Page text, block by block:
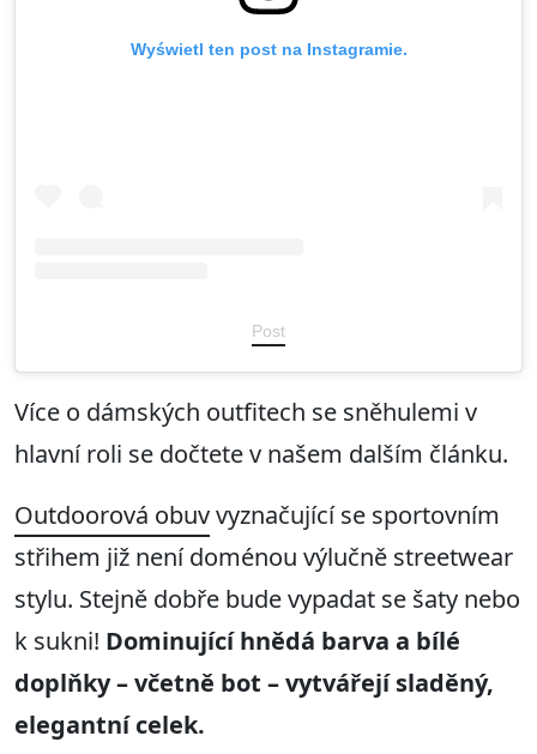
Wyświetl ten post na Instagramie.
Post
Více o dámských outfitech se sněhulemi v
hlavní roli se dočtete v našem dalším článku.
Outdoorová obuvvyznačující se sportovním
střihem již není doménou výlučně streetwear
stylu. Stejně dobře bude vypadat se šaty nebo
k sukni! Dominující hnědá barva a bílé
doplňky – včetně bot – vytvářejí sladěný,
elegantní celek.